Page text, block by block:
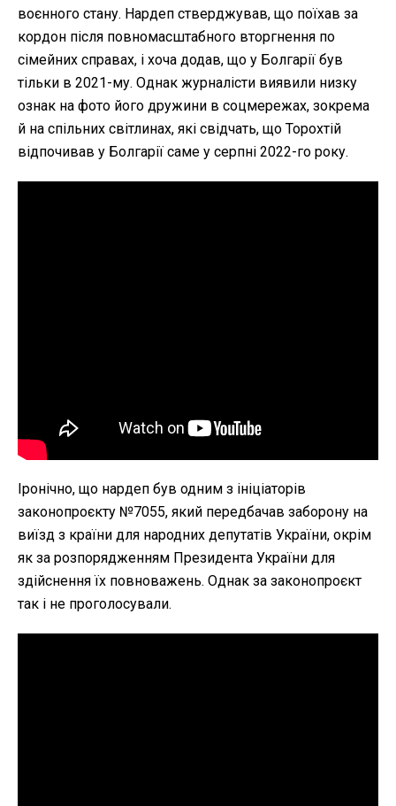
воєнного стану. Нардеп стверджував, що поїхав за
кордон після повномасштабного вторгнення по
сімейних справах, і хоча додав, що у Болгарії був
тільки в 2021-му. Однак журналісти виявили низку
ознак на фото його дружини в соцмережах, зокрема
й на спільних світлинах, які свідчать, що Торохтій
відпочивав у Болгарії саме у серпні 2022-го року.
Іронічно, що нардеп був одним з ініціаторів
законопроєкту №7055, який передбачав заборону на
виїзд з країни для народних депутатів України, окрім
як за розпорядженням Президента України для
здійснення їх повноважень. Однак за законопроєкт
так і не проголосували.